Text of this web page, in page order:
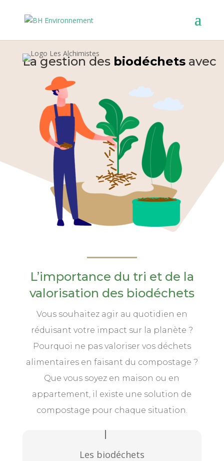
La gestion des biodéchetsavec
L’importance du tri et de la
valorisation des biodéchets
Vous souhaitez agir au quotidien en
réduisant votre impact sur la planète ?
Pourquoi ne pas valoriser vos déchets
alimentaires en faisant du compostage ?
Que vous soyez en maison ou en
appartement, il existe une solution de
compostage pour chaque situation.
Les biodéchets